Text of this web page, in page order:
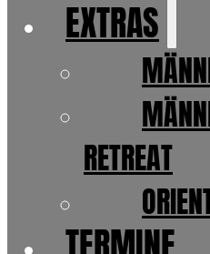
EXTRAS
RETREAT